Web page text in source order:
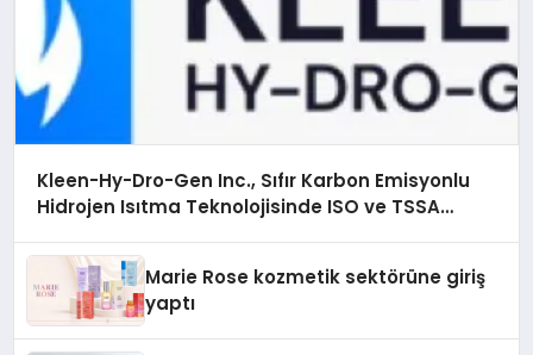
Kleen-Hy-Dro-Gen Inc., Sıfır Karbon Emisyonlu
Hidrojen Isıtma Teknolojisinde ISO ve TSSA
Marie Rose kozmetik sektörüne giriş
yaptı